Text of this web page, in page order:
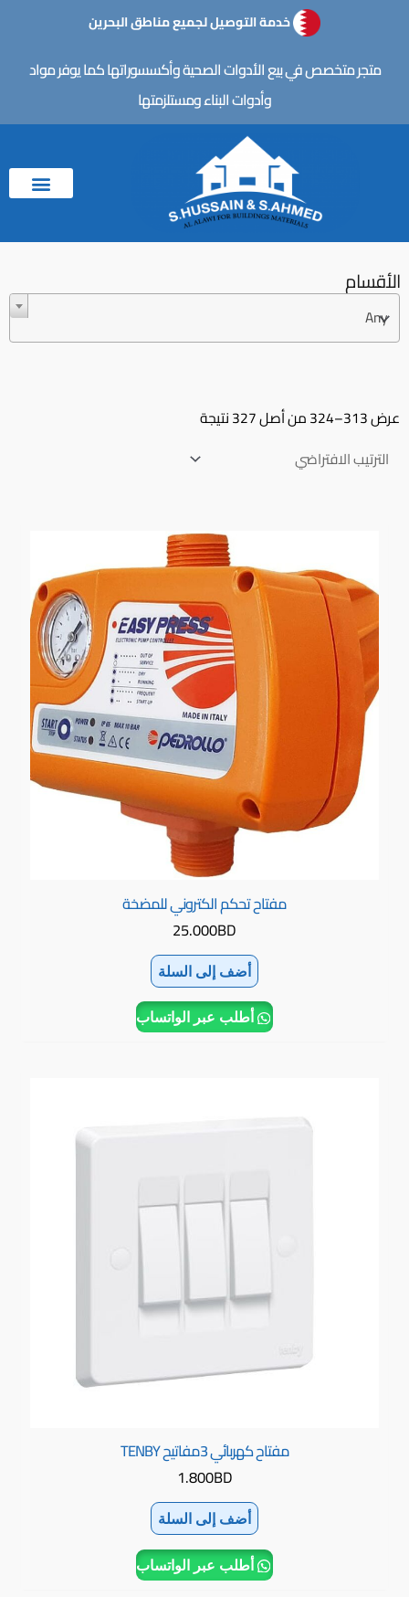
المحتوى
خدمة التوصيل لجميع مناطق البحرين
متجر متخصص في بيع الأدوات الصحية وأكسسوراتها كما يوفر مواد
وأدوات البناء ومستلزمتها
الأقسام
Any
عرض 313–324 من أصل 327 نتيجة
مفتاح تحكم الكتروني للمضخة
25.000BD
أضف إلى السلة
أطلب عبر الواتساب
مفتاح كهربائي 3مفاتيح TENBY
1.800BD
أضف إلى السلة
أطلب عبر الواتساب